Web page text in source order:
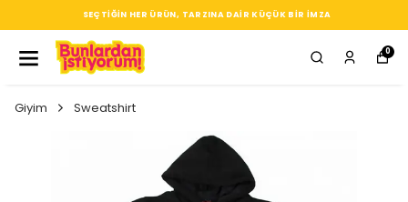
SEÇTIĞIN HER ÜRÜN, TARZINA DAIR KÜÇÜK BIR IMZA
0
Giyim Sweatshirt